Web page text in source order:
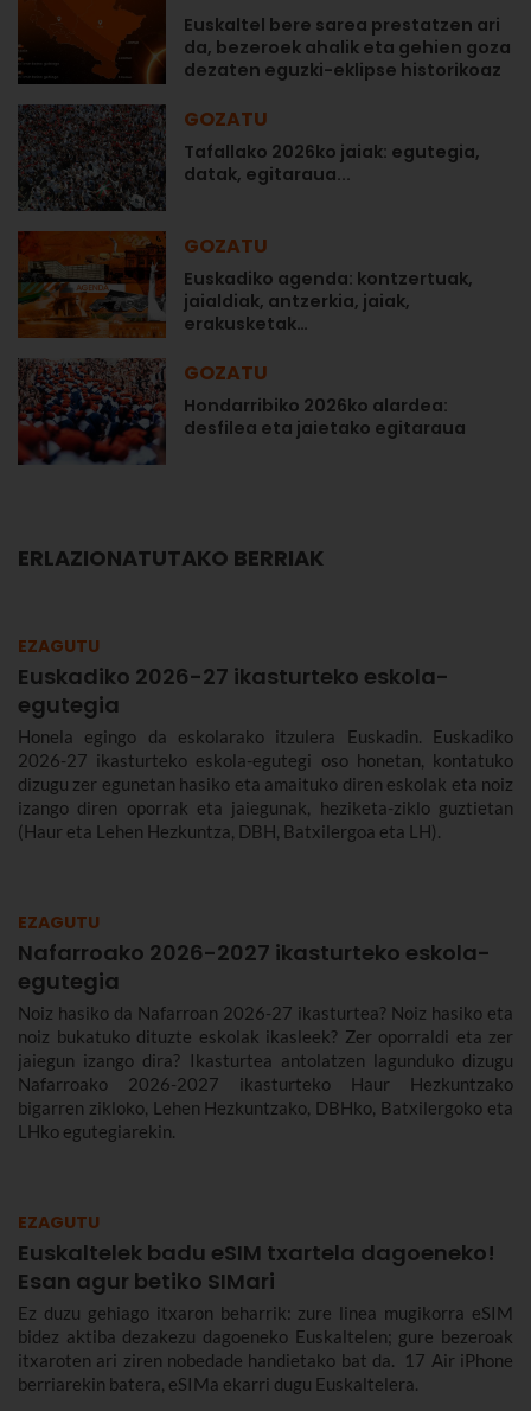
Euskaltel bere sarea prestatzen ari
da, bezeroek ahalik eta gehien goza
dezaten eguzki-eklipse historikoaz
GOZATU
Tafallako 2026ko jaiak: egutegia,
datak, egitaraua...
GOZATU
Euskadiko agenda: kontzertuak,
jaialdiak, antzerkia, jaiak,
erakusketak…
GOZATU
Hondarribiko 2026ko alardea:
desfilea eta jaietako egitaraua
ERLAZIONATUTAKO BERRIAK
EZAGUTU
Euskadiko 2026-27 ikasturteko eskola-
egutegia
Honela egingo da eskolarako itzulera Euskadin. Euskadiko
2026-27 ikasturteko eskola-egutegi oso honetan, kontatuko
dizugu zer egunetan hasiko eta amaituko diren eskolak eta noiz
izango diren oporrak eta jaiegunak, heziketa-ziklo guztietan
(Haur eta Lehen Hezkuntza, DBH, Batxilergoa eta LH).
EZAGUTU
Nafarroako 2026-2027 ikasturteko eskola-
egutegia
Noiz hasiko da Nafarroan 2026-27 ikasturtea? Noiz hasiko eta
noiz bukatuko dituzte eskolak ikasleek? Zer oporraldi eta zer
jaiegun izango dira? Ikasturtea antolatzen lagunduko dizugu
Nafarroako 2026-2027 ikasturteko Haur Hezkuntzako
bigarren zikloko, Lehen Hezkuntzako, DBHko, Batxilergoko eta
LHko egutegiarekin.
EZAGUTU
Euskaltelek badu eSIM txartela dagoeneko!
Esan agur betiko SIMari
Ez duzu gehiago itxaron beharrik: zure linea mugikorra eSIM
bidez aktiba dezakezu dagoeneko Euskaltelen; gure bezeroak
itxaroten ari ziren nobedade handietako bat da. 17 Air iPhone
berriarekin batera, eSIMa ekarri dugu Euskaltelera.